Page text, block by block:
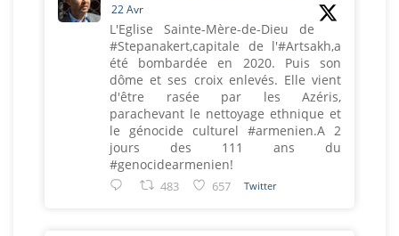
22 Avr
L'Eglise Sainte-Mère-de-Dieu de
#Stepanakert,capitale de l'#Artsakh,a
été bombardée en 2020. Puis son
dôme et ses croix enlevés. Elle vient
d'être rasée par les Azéris,
parachevant le nettoyage ethnique et
le génocide culturel #armenien.A 2
jours des 111 ans du
#genocidearmenien!
483 657 Twitter